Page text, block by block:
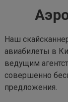
Наш
авиабилеты в
ведущим
совершенно
предложения.